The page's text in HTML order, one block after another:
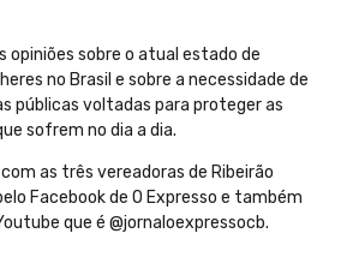
opiniões sobre o atual estado de
no Brasil e sobre a necessidade de
públicas voltadas para proteger as
sofrem no dia a dia.
as três vereadoras de Ribeirão
Facebook de O Expresso e também
que é @jornaloexpressocb.